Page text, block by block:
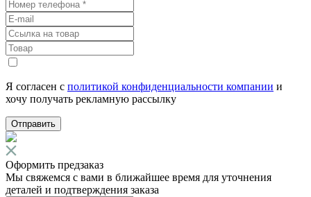
Я согласен с политикой конфиденциальности компании и
хочу получать рекламную рассылку
Отправить
Оформить предзаказ
Мы свяжемся с вами в ближайшее время для уточнения
деталей и подтверждения заказа